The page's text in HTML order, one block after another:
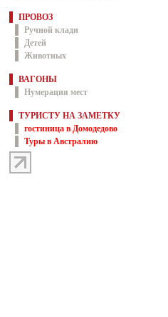
ПРОВОЗ
Ручной клади
Детей
Животных
ВАГОНЫ
Нумерация мест
ТУРИСТУ НА ЗАМЕТКУ
гостиница в Домодедово
Туры в Австралию